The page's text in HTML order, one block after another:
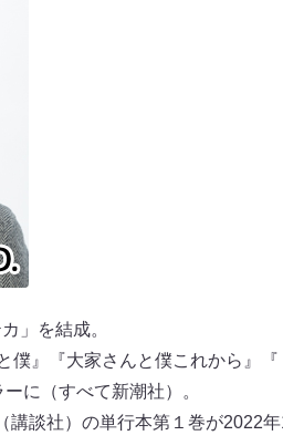
」を結成。
』『大家さんと僕これから』『
に（すべて新潮社）。
談社）の単行本第１巻が2022年